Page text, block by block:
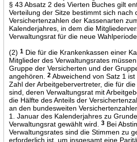
§ 43 Absatz 2 des Vierten Buches gilt
Verteilung der Sitze bestimmt sich nach
Versichertenzahlen der Kassenarten
Kalenderjahres, in dem die
Verwaltungsrat für die neue Wahlperiode
(2) 1Die für die Krankenkassen einer
Mitglieder des Verwaltungsrates
Gruppe der Versicherten und der
angehören.
2Abweichend von Satz 1
Zahl der Arbeitgebervertreter, die für
sind, deren Verwaltungsrat mit
die Hälfte des Anteils der
an den bundesweiten
1. Januar des Kalenderjahres zu
Verwaltungsrat gewählt wird.
3Bei
Verwaltungsrates sind die Stimmen zu
erforderlich ist, um insgesamt eine